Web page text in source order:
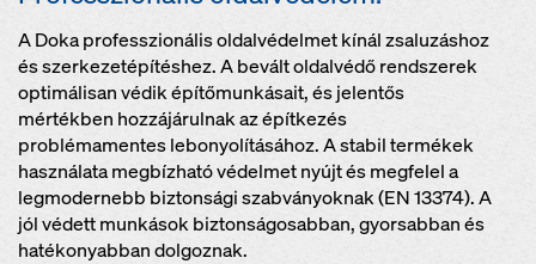
A Doka professzionális oldalvédelmet kínál zsaluzáshoz
és szerkezetépítéshez. A bevált oldalvédő rendszerek
optimálisan védik építőmunkásait, és jelentős
mértékben hozzájárulnak az építkezés
problémamentes lebonyolításához. A stabil termékek
használata megbízható védelmet nyújt és megfelel a
legmodernebb biztonsági szabványoknak (EN 13374). A
jól védett munkások biztonságosabban, gyorsabban és
hatékonyabban dolgoznak.